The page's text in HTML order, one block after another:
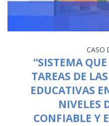
CASO
“SISTEMA
TAREAS DE
EDUCATIVAS
NIVELES
CONFIABLE Y